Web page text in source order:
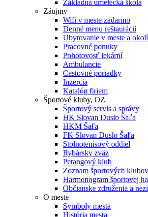
Základná umelecká škola
Záujmy
Wifi v meste zadarmo
Denné menu reštaurácií
Ubytovanie v meste a okolí
Pracovné ponuky
Pohotovosť lekární
Ambulancie
Cestovné poriadky
Inzercia
Katalóg firiem
Športové kluby, OZ
Športový servis a správy
HK Slovan Duslo Šaľa
HKM Šaľa
FK Slovan Duslo Šaľa
Stolnotenisový oddiel
Rybársky zväz
Petangový klub
Zoznam športových
Harmonogram športovej
Občianske združenia a
O meste
Symboly mesta
História mesta